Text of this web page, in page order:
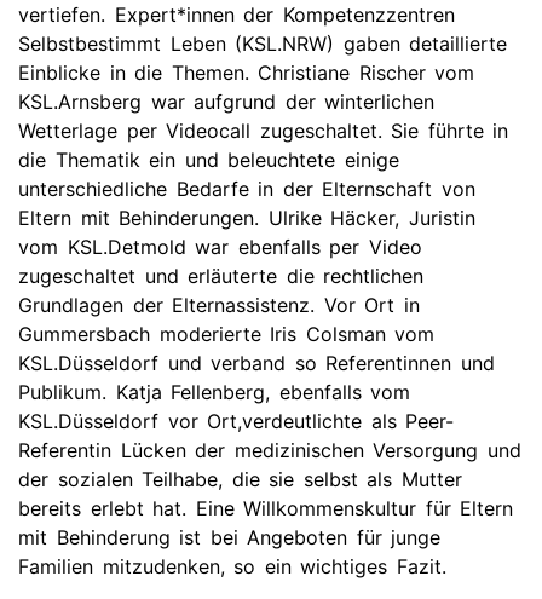
vertiefen. Expert*innen der Kompetenzzentren
Selbstbestimmt Leben (KSL.NRW) gaben detaillierte
Einblicke in die Themen. Christiane Rischer vom
KSL.Arnsberg war aufgrund der winterlichen
Wetterlage per Videocall zugeschaltet. Sie führte in
die Thematik ein und beleuchtete einige
unterschiedliche Bedarfe in der Elternschaft von
Eltern mit Behinderungen. Ulrike Häcker, Juristin
vom KSL.Detmold war ebenfalls per Video
zugeschaltet und erläuterte die rechtlichen
Grundlagen der Elternassistenz. Vor Ort in
Gummersbach moderierte Iris Colsman vom
KSL.Düsseldorf und verband so Referentinnen und
Publikum. Katja Fellenberg, ebenfalls vom
KSL.Düsseldorf vor Ort,verdeutlichte als Peer-
Referentin Lücken der medizinischen Versorgung und
der sozialen Teilhabe, die sie selbst als Mutter
bereits erlebt hat. Eine Willkommenskultur für Eltern
mit Behinderung ist bei Angeboten für junge
Familien mitzudenken, so ein wichtiges Fazit.